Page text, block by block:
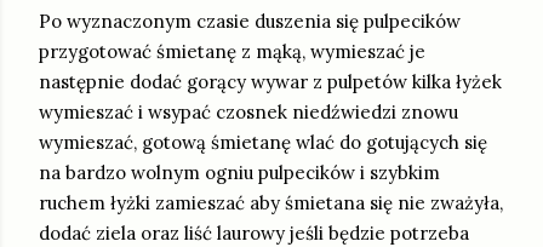
Po wyznaczonym czasie duszenia się pulpecików
przygotować śmietanę z mąką, wymieszać je
następnie dodać gorący wywar z pulpetów kilka łyżek
wymieszać i wsypać czosnek niedźwiedzi znowu
wymieszać, gotową śmietanę wlać do gotujących się
na bardzo wolnym ogniu pulpecików i szybkim
ruchem łyżki zamieszać aby śmietana się nie zważyła,
dodać ziela oraz liść laurowy jeśli będzie potrzeba